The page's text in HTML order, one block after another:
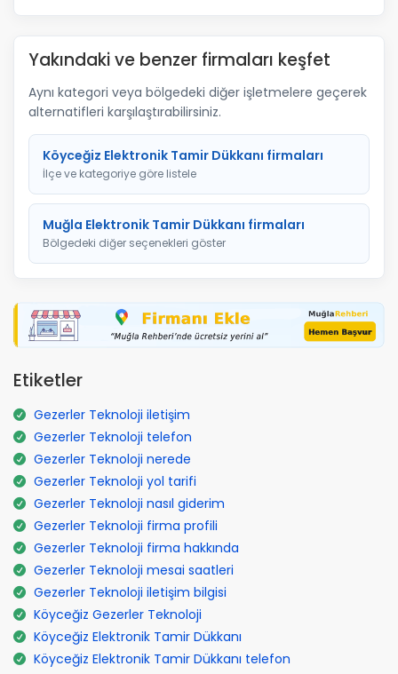
Yakındaki ve benzer firmaları keşfet
Aynı kategori veya bölgedeki diğer işletmelere geçerek
alternatifleri karşılaştırabilirsiniz.
Köyceğiz Elektronik Tamir Dükkanı firmaları
İlçe ve kategoriye göre listele
Muğla Elektronik Tamir Dükkanı firmaları
Bölgedeki diğer seçenekleri göster
Etiketler
Gezerler Teknoloji iletişim
Gezerler Teknoloji telefon
Gezerler Teknoloji nerede
Gezerler Teknoloji yol tarifi
Gezerler Teknoloji nasıl giderim
Gezerler Teknoloji firma profili
Gezerler Teknoloji firma hakkında
Gezerler Teknoloji mesai saatleri
Gezerler Teknoloji iletişim bilgisi
Köyceğiz Gezerler Teknoloji
Köyceğiz Elektronik Tamir Dükkanı
Köyceğiz Elektronik Tamir Dükkanı telefon